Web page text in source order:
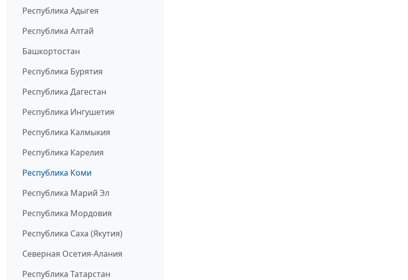
Республика Адыгея
Республика Алтай
Башкортостан
Республика Бурятия
Республика Дагестан
Республика Ингушетия
Республика Калмыкия
Республика Карелия
Республика Коми
Республика Марий Эл
Республика Мордовия
Республика Саха (Якутия)
Северная Осетия-Алания
Республика Татарстан